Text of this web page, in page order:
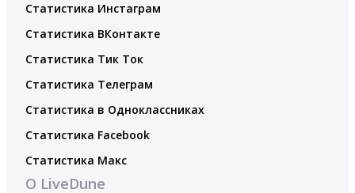
Статистика Инстаграм
Статистика ВКонтакте
Статистика Тик Ток
Статистика Телеграм
Статистика в Одноклассниках
Статистика Facebook
Статистика Макс
О LiveDune